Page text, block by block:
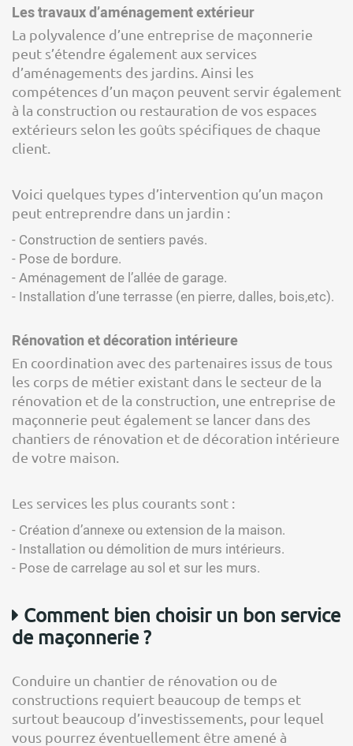
Les travaux d’aménagement extérieur
La polyvalence d’une entreprise de maçonnerie
peut s’étendre également aux services
d’aménagements des jardins. Ainsi les
compétences d’un maçon peuvent servir également
à la construction ou restauration de vos espaces
extérieurs selon les goûts spécifiques de chaque
client.
Voici quelques types d’intervention qu’un maçon
peut entreprendre dans un jardin :
- Construction de sentiers pavés.
- Pose de bordure.
- Aménagement de l’allée de garage.
- Installation d’une terrasse (en pierre, dalles, bois,etc).
Rénovation et décoration intérieure
En coordination avec des partenaires issus de tous
les corps de métier existant dans le secteur de la
rénovation et de la construction, une entreprise de
maçonnerie peut également se lancer dans des
chantiers de rénovation et de décoration intérieure
de votre maison.
Les services les plus courants sont :
- Création d’annexe ou extension de la maison.
- Installation ou démolition de murs intérieurs.
- Pose de carrelage au sol et sur les murs.
Comment bien choisir un bon service
de maçonnerie ?
Conduire un chantier de rénovation ou de
constructions requiert beaucoup de temps et
surtout beaucoup d’investissements, pour lequel
vous pourrez éventuellement être amené à